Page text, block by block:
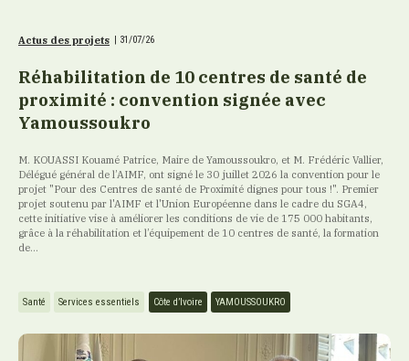
Actus des projets | 31/07/26
Réhabilitation de 10 centres de santé de
proximité : convention signée avec
Yamoussoukro
M. KOUASSI Kouamé Patrice, Maire de Yamoussoukro, et M. Frédéric Vallier,
Délégué général de l’AIMF, ont signé le 30 juillet 2026 la convention pour le
projet "Pour des Centres de santé de Proximité dignes pour tous !". Premier
projet soutenu par l'AIMF et l'Union Européenne dans le cadre du SGA4,
cette initiative vise à améliorer les conditions de vie de 175 000 habitants,
grâce à la réhabilitation et l’équipement de 10 centres de santé, la formation
de...
Santé Services essentiels Côte d’Ivoire YAMOUSSOUKRO